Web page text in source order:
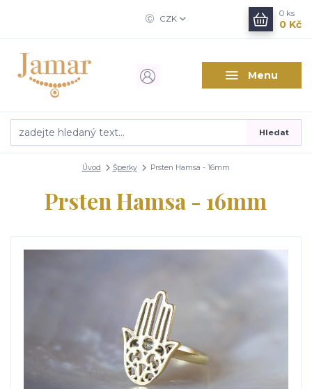
Menu
CZK
Hledat
0 ks
0 Kč
Úvod Šperky Prsten Hamsa - 16mm
Prsten Hamsa - 16mm